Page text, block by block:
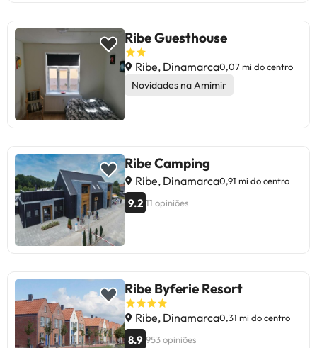
Ribe Guesthouse
Ribe, Dinamarca0,07 mi do centro
Novidades na Amimir
Ribe Camping
Ribe, Dinamarca0,91 mi do centro
9.2 11 opiniões
Ribe Byferie Resort
Ribe, Dinamarca0,31 mi do centro
8.9 953 opiniões